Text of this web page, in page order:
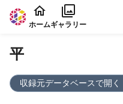
本文に飛ぶ
ホームギャラリー
平
収録元データベースで開く